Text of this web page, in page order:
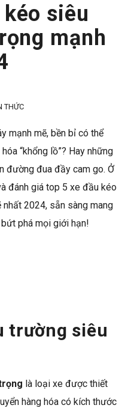
siêu
mạnh
THỨC
mạnh mẽ, bền bỉ có thể
“khổng lồ”? Hay những
đường đua đầy cam go. Ở
đánh giá top 5 xe đầu kéo
2024, sẵn sàng mang
phá mọi giới hạn!
trường siêu
là loại xe được thiết
hàng hóa có kích thước